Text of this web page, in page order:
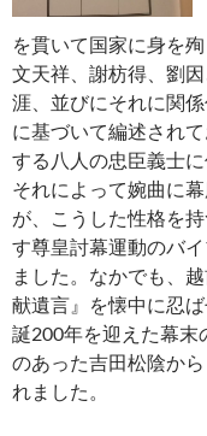
を貫いて国家に身を
文天祥、謝枋得、劉
涯、並びにそれに関
に基づいて編述され
する八人の忠臣義士
それによって婉曲に
が、こうした性格を
す尊皇討幕運動のバ
ました。なかでも、
献遺言』を懐中に忍
誕200年を迎えた幕末
のあった吉田松陰か
れました。